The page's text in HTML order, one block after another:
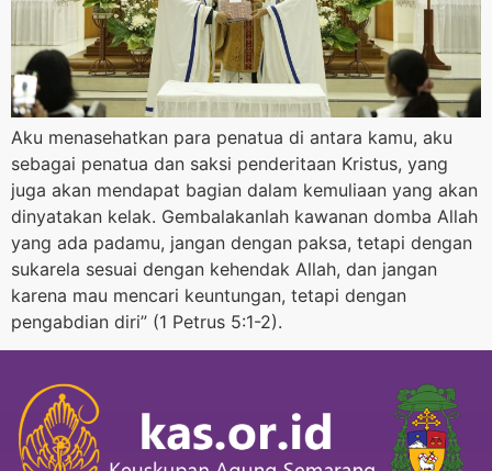
Aku menasehatkan para penatua di antara kamu, aku
sebagai penatua dan saksi penderitaan Kristus, yang
juga akan mendapat bagian dalam kemuliaan yang akan
dinyatakan kelak. Gembalakanlah kawanan domba Allah
yang ada padamu, jangan dengan paksa, tetapi dengan
sukarela sesuai dengan kehendak Allah, dan jangan
karena mau mencari keuntungan, tetapi dengan
pengabdian diri” (1 Petrus 5:1-2).